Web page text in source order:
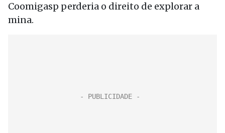
Coomigasp perderia o direito de explorar a
mina.